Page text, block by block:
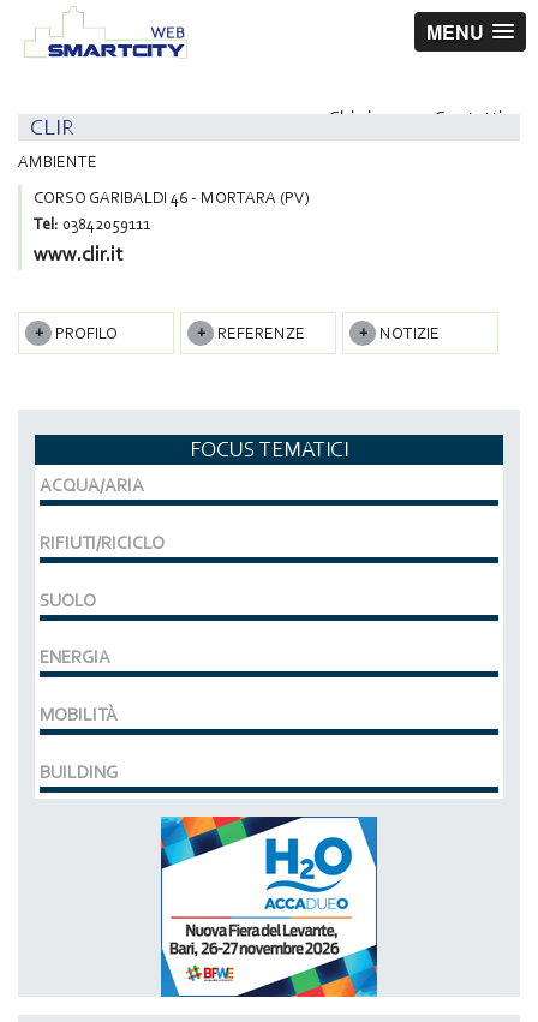
MENU
Chi siamo Contatti
CLIR
AMBIENTE
CORSO GARIBALDI 46 - MORTARA (PV)
Tel: 03842059111
www.clir.it
PROFILO REFERENZE NOTIZIE
FOCUS TEMATICI
ACQUA/ARIA
RIFIUTI/RICICLO
SUOLO
ENERGIA
MOBILITÀ
BUILDING
DAL 07-03-2028 AL 10-03-2028,
ACCADUEO (H20) edizione BOLOGNA